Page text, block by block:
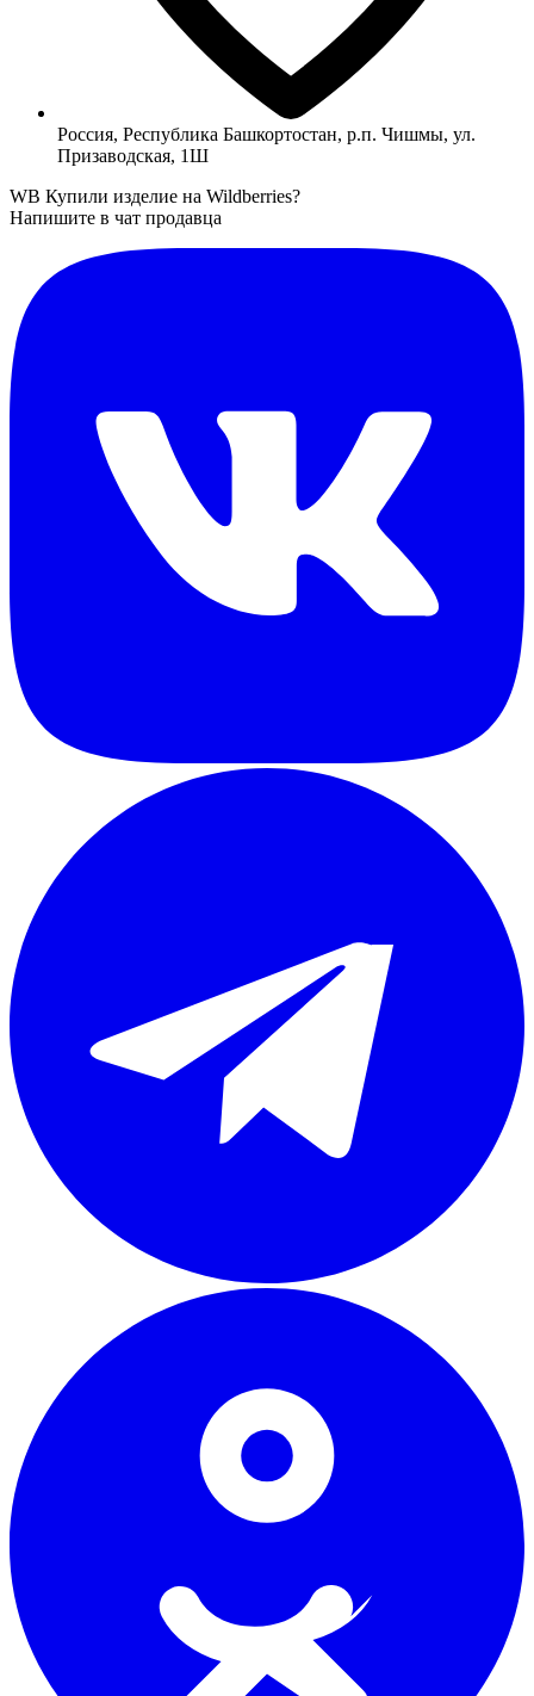
Россия, Республика Башкортостан, р.п. Чишмы, ул.
Призаводская, 1Ш
WB Купили изделие на Wildberries?
Напишите в чат продавца